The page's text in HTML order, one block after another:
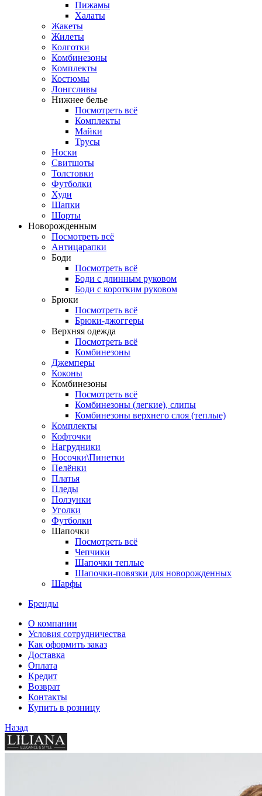
Пижамы
Халаты
Жакеты
Жилеты
Колготки
Комбинезоны
Комплекты
Костюмы
Лонгсливы
Нижнее белье
Посмотреть всё
Комплекты
Майки
Трусы
Носки
Свитшоты
Толстовки
Футболки
Худи
Шапки
Шорты
Новорожденным
Посмотреть всё
Антицарапки
Боди
Посмотреть всё
Боди с длинным руковом
Боди с коротким руковом
Брюки
Посмотреть всё
Брюки-джоггеры
Верхняя одежда
Посмотреть всё
Комбинезоны
Джемперы
Коконы
Комбинезоны
Посмотреть всё
Комбинезоны (легкие), слипы
Комбинезоны верхнего слоя (теплые)
Комплекты
Кофточки
Нагрудники
Носочки\Пинетки
Пелёнки
Платья
Пледы
Ползунки
Уголки
Футболки
Шапочки
Посмотреть всё
Чепчики
Шапочки теплые
Шапочки-повязки для новорожденных
Шарфы
Бренды
О компании
Условия сотрудничества
Как оформить заказ
Доставка
Оплата
Кредит
Возврат
Контакты
Купить в розницу
Назад